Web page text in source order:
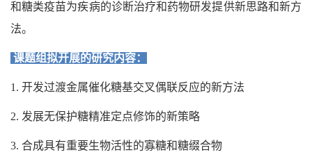
和糖类疫苗为疾病的诊断治疗和药物研发提供新思路和新方
法。
课题组拟开展的研究内容：
1. 开发过渡金属催化糖基交叉偶联反应的新方法
2. 发展无保护糖精准定点修饰的新策略
3. 合成具有重要生物活性的寡糖和糖缀合物